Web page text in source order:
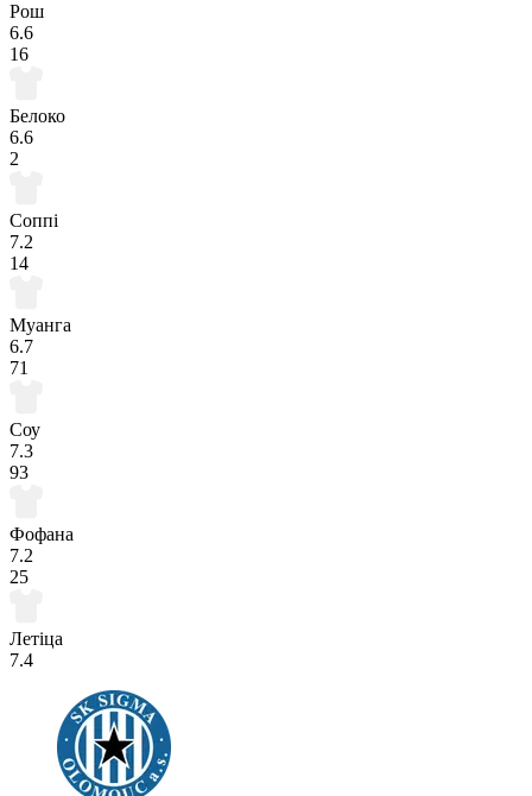
Рош
6.6
16
Белоко
6.6
2
Соппі
7.2
14
Муанга
6.7
71
Соу
7.3
93
Фофана
7.2
25
Летіца
7.4